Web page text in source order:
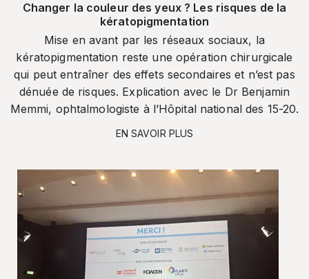
Changer la couleur des yeux ? Les risques de la
kératopigmentation
Mise en avant par les réseaux sociaux, la
kératopigmentation reste une opération chirurgicale
qui peut entraîner des effets secondaires et n’est pas
dénuée de risques. Explication avec le Dr Benjamin
Memmi, ophtalmologiste à l’Hôpital national des 15-20.
EN SAVOIR PLUS